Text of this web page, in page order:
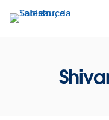
Pular
para